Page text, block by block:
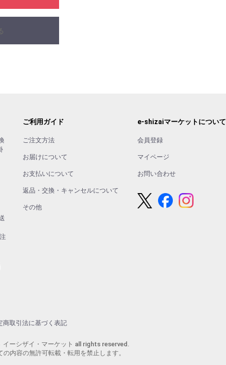
ご利用ガイド
ご注文方法
お届けについて
お支払いについて
返品・交換・キャンセルについて
その他
e-shizaiマーケットについて
会員登録
マイページ
お問い合わせ
商取引法に基づく表記
ーシザイ・マーケット all rights reserved.
内容の無許可転載・転用を禁止します。